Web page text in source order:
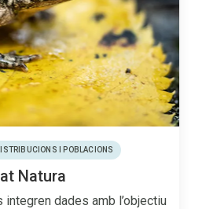
I POBLACIONS
Natura
dades amb l’objectiu